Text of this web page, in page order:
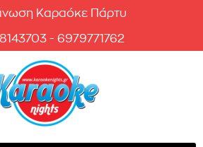
Καραόκε Πάρτυ
- 6979771762